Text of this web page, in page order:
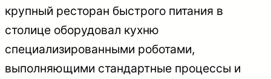
крупный ресторан быстрого питания в
столице оборудовал кухню
специализированными роботами,
выполняющими стандартные процессы и